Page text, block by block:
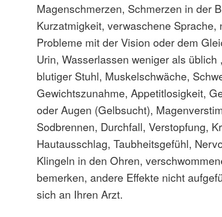
Magenschmerzen, Schmerzen in der
Kurzatmigkeit, verwaschene Sprache,
Probleme mit der Vision oder dem
Urin, Wasserlassen weniger als üblich
blutiger Stuhl, Muskelschwäche,
Gewichtszunahme, Appetitlosigkeit,
oder Augen (Gelbsucht),
Sodbrennen, Durchfall, Verstopfung,
Hautausschlag, Taubheitsgefühl,
Klingeln in den Ohren,
bemerken, andere Effekte nicht
sich an Ihren Arzt.